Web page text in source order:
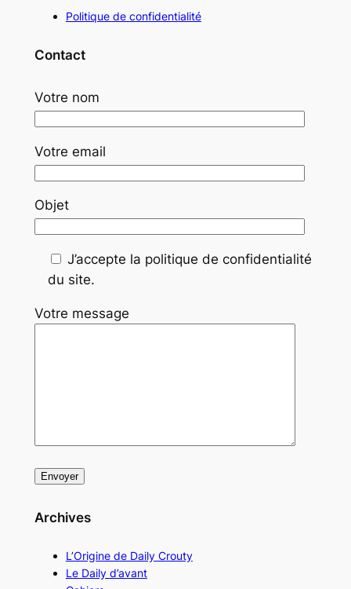
Politique de confidentialité
Contact
Votre nom
Votre email
Objet
J’accepte la politique de confidentialité
du site.
Votre message
Archives
L’Origine de Daily Crouty
Le Daily d’avant